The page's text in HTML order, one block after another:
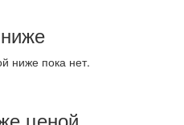
ниже пока нет.